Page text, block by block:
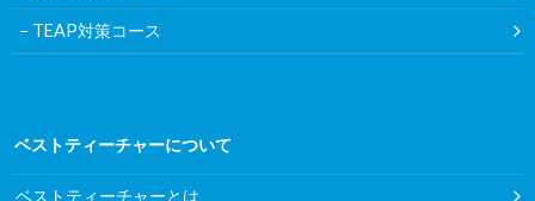
TEAP対策コース
ベストティーチャーについて
ベストティーチャーとは